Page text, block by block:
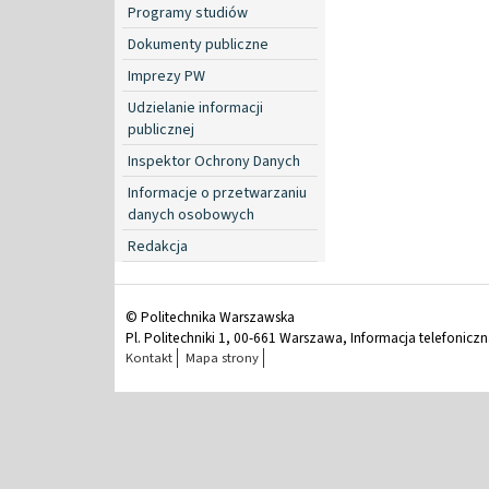
Programy studiów
Dokumenty publiczne
Imprezy PW
Udzielanie informacji
publicznej
Inspektor Ochrony Danych
Informacje o przetwarzaniu
danych osobowych
Redakcja
© Politechnika Warszawska
Pl. Politechniki 1, 00-661 Warszawa, Informacja
Kontakt Mapa strony